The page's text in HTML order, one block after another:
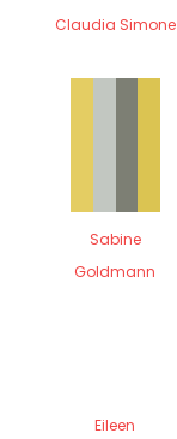
Claudia Simone
Sabine
Goldmann
Eileen